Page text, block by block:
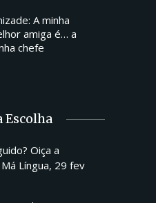
A minha
amiga é… a
chefe
Escolha